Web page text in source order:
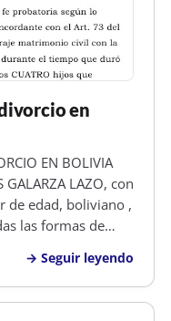
en
EN BOLIVIA
GALARZA LAZO, con
de edad, boliviano ,
las formas de
respetuoso
D…
Seguir leyendo